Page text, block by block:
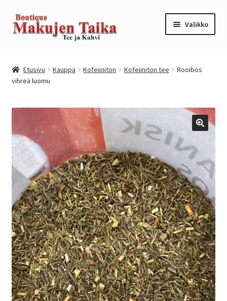
Siirry
navigointiin
Siirry
sisältöön
Valikko
Kanta-asiakkuusohjelma / loyalty program
Kassa
Kauppa
Oma tili
Ostoskori
Tilaus- ja sopimusehdot
Yrityksille
Etusivu Kauppa Kofeiiniton Kofeiiniton tee
Rooibos
vihreä luomu